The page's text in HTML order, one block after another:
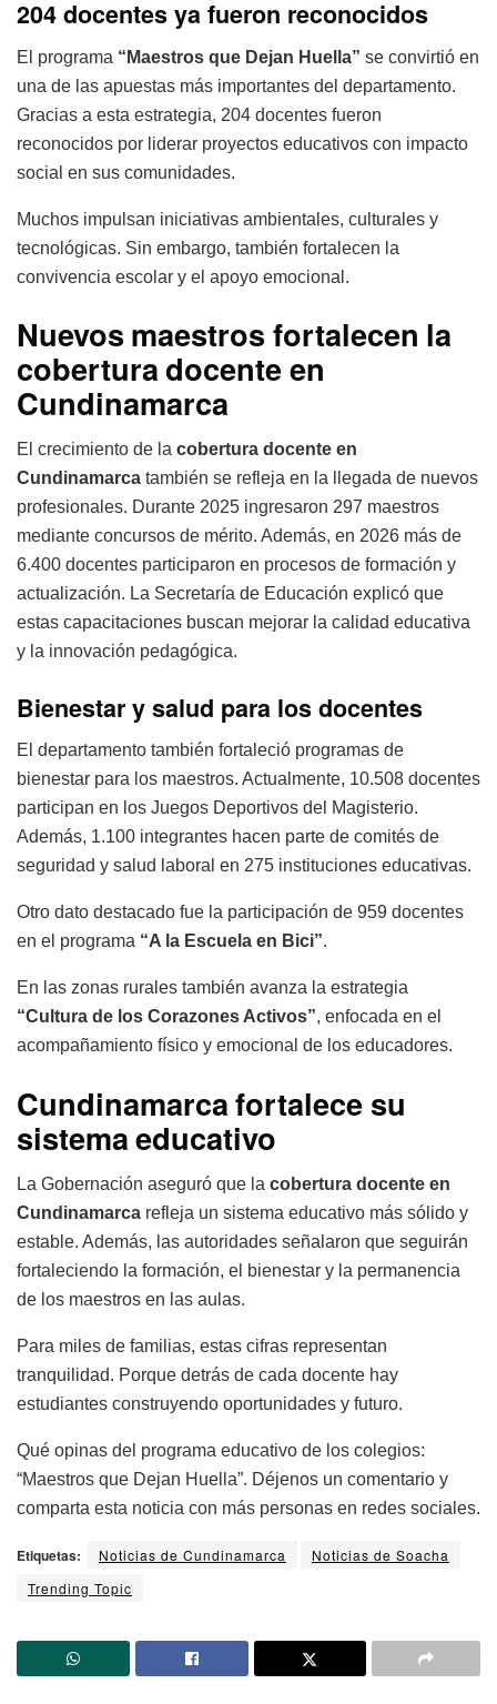
204 docentes ya fueron reconocidos
El programa “Maestros que Dejan Huella” se convirtió en
una de las apuestas más importantes del departamento.
Gracias a esta estrategia, 204 docentes fueron
reconocidos por liderar proyectos educativos con impacto
social en sus comunidades.
Muchos impulsan iniciativas ambientales, culturales y
tecnológicas. Sin embargo, también fortalecen la
convivencia escolar y el apoyo emocional.
Nuevos maestros fortalecen la
cobertura docente en
Cundinamarca
El crecimiento de la cobertura docente en
Cundinamarca también se refleja en la llegada de nuevos
profesionales. Durante 2025 ingresaron 297 maestros
mediante concursos de mérito. Además, en 2026 más de
6.400 docentes participaron en procesos de formación y
actualización. La Secretaría de Educación explicó que
estas capacitaciones buscan mejorar la calidad educativa
y la innovación pedagógica.
Bienestar y salud para los docentes
El departamento también fortaleció programas de
bienestar para los maestros. Actualmente, 10.508 docentes
participan en los Juegos Deportivos del Magisterio.
Además, 1.100 integrantes hacen parte de comités de
seguridad y salud laboral en 275 instituciones educativas.
Otro dato destacado fue la participación de 959 docentes
en el programa “A la Escuela en Bici”.
En las zonas rurales también avanza la estrategia
“Cultura de los Corazones Activos”, enfocada en el
acompañamiento físico y emocional de los educadores.
Cundinamarca fortalece su
sistema educativo
La Gobernación aseguró que la cobertura docente en
Cundinamarca refleja un sistema educativo más sólido y
estable. Además, las autoridades señalaron que seguirán
fortaleciendo la formación, el bienestar y la permanencia
de los maestros en las aulas.
Para miles de familias, estas cifras representan
tranquilidad. Porque detrás de cada docente hay
estudiantes construyendo oportunidades y futuro.
Qué opinas del programa educativo de los colegios:
“Maestros que Dejan Huella”. Déjenos un comentario y
comparta esta noticia con más personas en redes sociales.
Etiquetas: Noticias de Cundinamarca
Noticias de Soacha
Trending Topic